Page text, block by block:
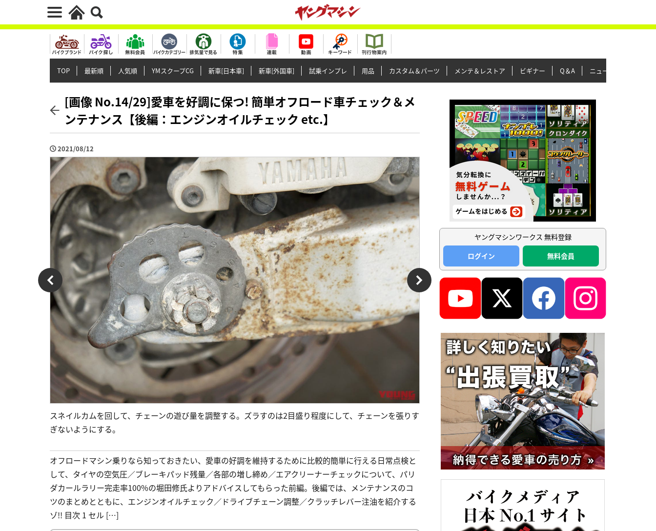
TOP 最新順 人気順 YMスクープCG 新車[日本車] 新車[外国車] 試乗インプレ 用品 カスタム＆パーツ メンテ＆レストア ビギナー Q＆A ニュース＆トピックス
[画像 No.14/29]愛車を好調に保つ! 簡単オフロード車チェック＆メ
ンテナンス【後編：エンジンオイルチェック etc.】
2021/08/12
スネイルカムを回して、チェーンの遊び量を調整する。ズラすのは2目盛り程度にして、チェーンを張りす
ぎないようにする。
オフロードマシン乗りなら知っておきたい、愛車の好調を維持するために比較的簡単に行える日常点検と
して、タイヤの空気圧／ブレーキパッド残量／各部の増し締め／エアクリーナーチェックについて、パリ
ダカールラリー完走率100%の堀田修氏よりアドバイスしてもらった前編。後編では、メンテナンスのコ
ツのまとめとともに、エンジンオイルチェック／ドライブチェーン調整／クラッチレバー注油を紹介する
ゾ!! 目次 1 セル […]
ヤングマシンワークス 無料登録
ログイン
無料会員